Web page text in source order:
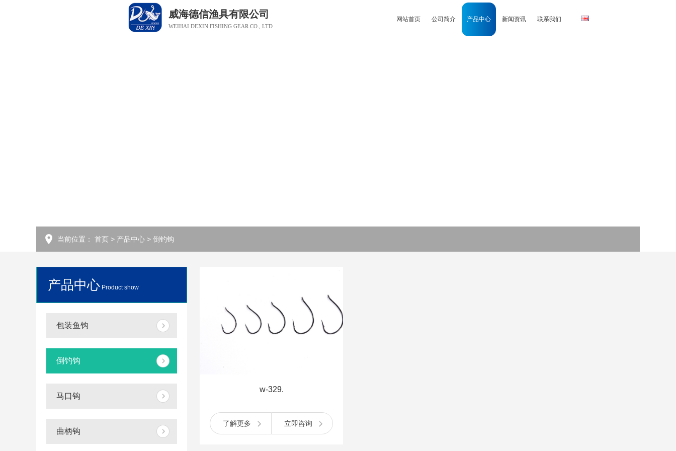
威海德信渔具有限公司
WEIHAI DEXIN FISHING GEAR CO., LTD
网站首页 公司简介 产品中心 新闻资讯 联系我们
当前位置： 首页 > 产品中心 > 倒钓钩
产品中心 Product show
包装鱼钩
倒钓钩
马口钩
曲柄钩
w-329.
了解更多 立即咨询